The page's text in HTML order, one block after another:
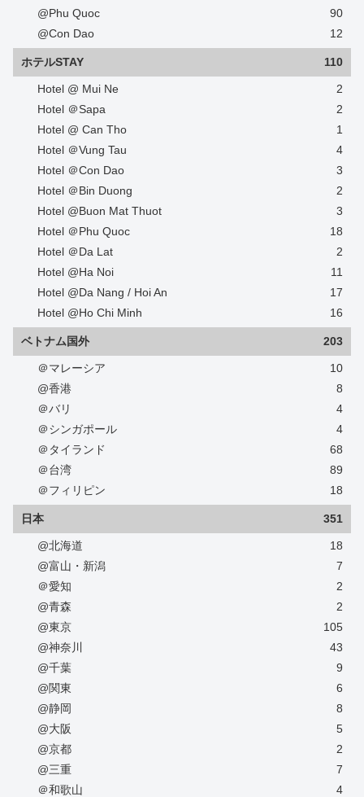
@Phu Quoc
90
@Con Dao
12
ホテルSTAY 110
Hotel @ Mui Ne
2
Hotel ＠Sapa
2
Hotel @ Can Tho
1
Hotel ＠Vung Tau
4
Hotel ＠Con Dao
3
Hotel ＠Bin Duong
2
Hotel @Buon Mat Thuot
3
Hotel ＠Phu Quoc
18
Hotel ＠Da Lat
2
Hotel @Ha Noi
11
Hotel @Da Nang / Hoi An
17
Hotel @Ho Chi Minh
16
ベトナム国外 203
＠マレーシア
10
@香港
8
＠バリ
4
＠シンガポール
4
＠タイランド
68
＠台湾
89
＠フィリピン
18
日本 351
@北海道
18
@富山・新潟
7
＠愛知
2
@青森
2
@東京
105
@神奈川
43
@千葉
9
@関東
6
@静岡
8
@大阪
5
@京都
2
@三重
7
＠和歌山
4